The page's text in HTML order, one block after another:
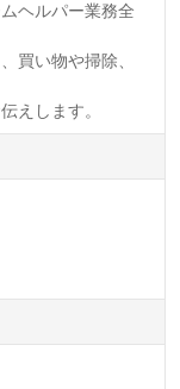
ヘルパー業務全
買い物や掃除、
えします。